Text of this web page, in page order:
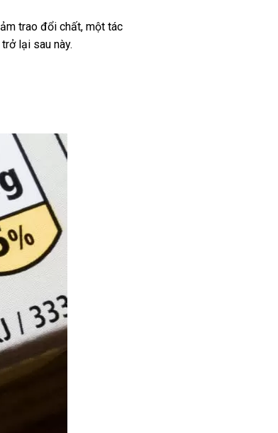
trao đổi chất, một tác
lại sau này.